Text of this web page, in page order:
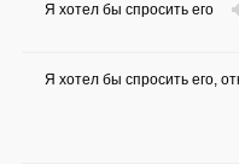
Я хотел бы спросить его
Я хотел бы спросить его,